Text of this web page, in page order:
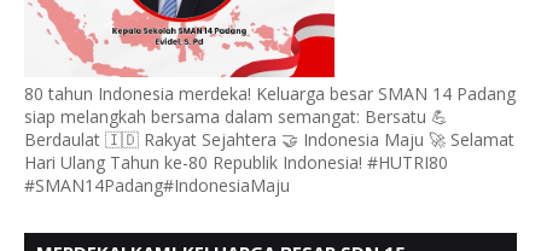
80 tahun Indonesia merdeka! Keluarga besar SMAN 14 Padang
siap melangkah bersama dalam semangat: Bersatu 💪
Berdaulat 🇮🇩 Rakyat Sejahtera 🤝 Indonesia Maju 🚀 Selamat
Hari Ulang Tahun ke-80 Republik Indonesia! #HUTRI80
#SMAN14Padang#IndonesiaMaju